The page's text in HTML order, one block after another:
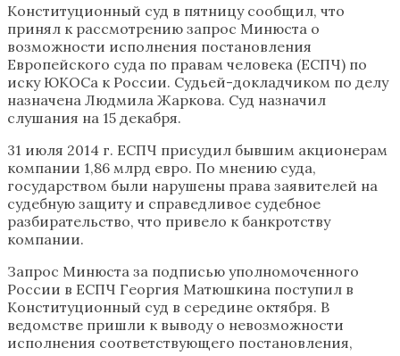
Конституционный суд в пятницу сообщил, что
принял к рассмотрению запрос Минюста о
возможности исполнения постановления
Европейского суда по правам человека (ЕСПЧ) по
иску ЮКОСа к России. Судьей-докладчиком по делу
назначена Людмила Жаркова. Суд назначил
слушания на 15 декабря.
31 июля 2014 г. ЕСПЧ присудил бывшим акционерам
компании 1,86 млрд евро. По мнению суда,
государством были нарушены права заявителей на
судебную защиту и справедливое судебное
разбирательство, что привело к банкротству
компании.
Запрос Минюста за подписью уполномоченного
России в ЕСПЧ Георгия Матюшкина поступил в
Конституционный суд в середине октября. В
ведомстве пришли к выводу о невозможности
исполнения соответствующего постановления,